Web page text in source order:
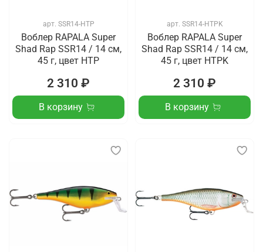
арт. SSR14-HTP
Воблер RAPALA Super
Shad Rap SSR14 / 14 см,
45 г, цвет HTP
2 310 ₽
В корзину
арт. SSR14-HTPK
Воблер RAPALA Super
Shad Rap SSR14 / 14 см,
45 г, цвет HTPK
2 310 ₽
В корзину